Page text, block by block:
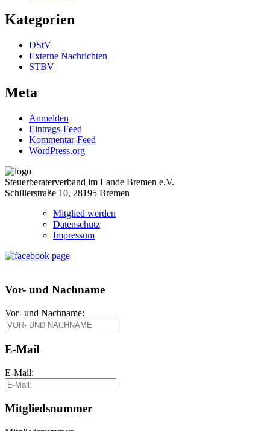
Kategorien
DStV
Externe Nachrichten
STBV
Meta
Anmelden
Eintrags-Feed
Kommentar-Feed
WordPress.org
Steuerberaterverband im Lande Bremen e.V.
Schillerstraße 10, 28195 Bremen
Mitglied werden
Datenschutz
Impressum
Vor- und Nachname
Vor- und Nachname:
E-Mail
E-Mail:
Mitgliedsnummer